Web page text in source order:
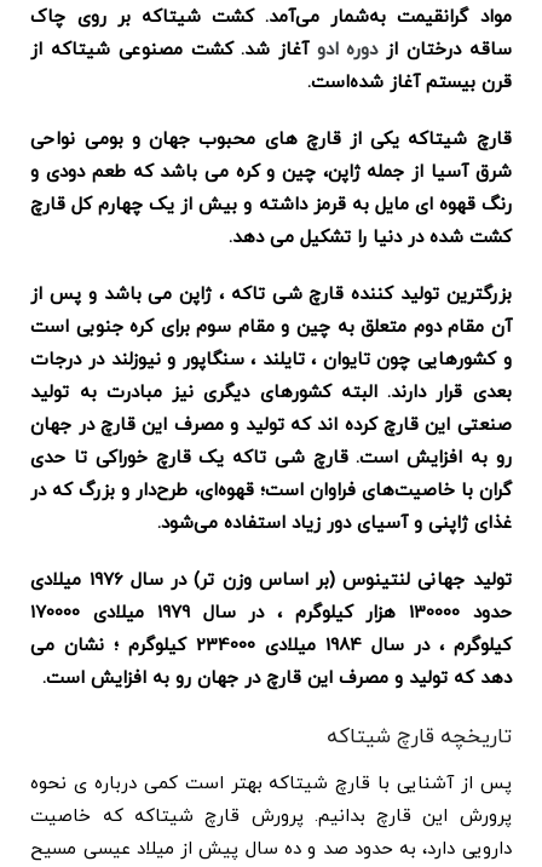
مواد گرانقیمت به‌شمار می‌آمد. کشت شیتاکه بر روی چاک
ساقه درختان ازدوره ادو آغاز شد. کشت مصنوعی شیتاکه از
قرن بیستم آغاز شده‌است.
قارچ شیتاکه یکی از قارچ های محبوب جهان و بومی نواحی
شرق آسیا از جمله ژاپن، چین و کره می باشد که طعم دودی و
رنگ قهوه ای مایل به قرمز داشته و بیش از یک چهارم کل قارچ
کشت شده در دنیا را تشکیل می دهد.
بزرگترین تولید کننده قارچ شی تاکه ، ژاپن می باشد و پس از
آن مقام دوم متعلق به چین و مقام سوم برای کره جنوبی است
و کشورهایی چون تایوان ، تایلند ، سنگاپور و نیوزلند در درجات
بعدی قرار دارند. البته کشورهای دیگری نیز مبادرت به تولید
صنعتی این قارچ کرده اند که تولید و مصرف این قارچ در جهان
رو به افزایش است. قارچ شی تاکه یک قارچ خوراکی تا حدی
گران‌ با خاصیت‌های فراوان است؛ قهوه‌ای، طرح‌دار و بزرگ که در
غذای ژاپنی و آسیای دور زیاد استفاده می‌شود.
تولید جهانی لنتینوس (بر اساس وزن تر) در سال 1976 میلادی
حدود 130000 هزار کیلوگرم ، در سال 1979 میلادی 170000
کیلوگرم ، در سال 1984 میلادی 234000 کیلوگرم ؛ نشان می
دهد که تولید و مصرف این قارچ در جهان رو به افزایش است.
تاریخچه قارچ شیتاکه
پس از آشنایی با قارچ شیتاکه بهتر است کمی درباره ی نحوه
پرورش این قارچ بدانیم. پرورش قارچ شیتاکه که خاصیت
دارویی دارد، به حدود صد و ده سال پیش از میلاد عیسی مسیح